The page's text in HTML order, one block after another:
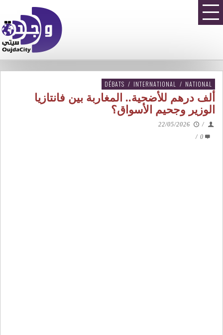
DÉBATS / INTERNATIONAL / NATIONAL
ألف درهم للأضحية.. المغاربة بين فانتازيا
الوزير وجحيم الأسواق؟
/
22/05/2026
0
/